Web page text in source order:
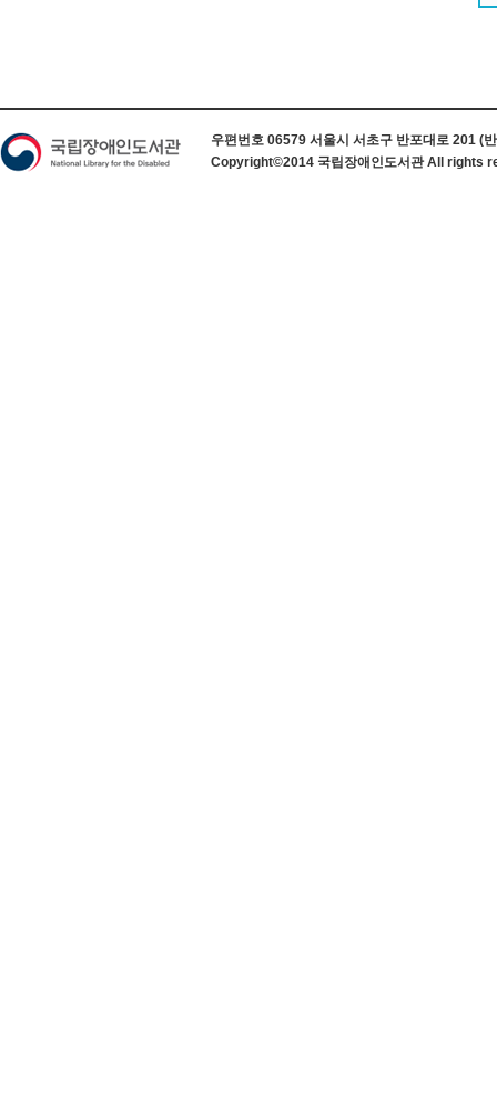
우편번호 06579 서울시 서초구 반포대로 201 (
Copyright©2014 국립장애인도서관 All rights